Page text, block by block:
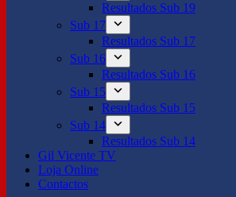
Resultados Sub 19
Sub 17
Resultados Sub 17
Sub 16
Resultados Sub 16
Sub 15
Resultados Sub 15
Sub 14
Resultados Sub 14
Gil Vicente TV
Loja Online
Contactos